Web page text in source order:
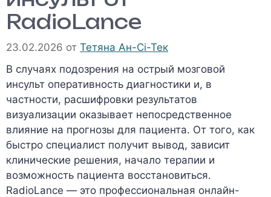
RadioLance
23.02.2026 от Тетяна Ан-Сі-Тек
В случаях подозрения на острый мозговой
инсульт оперативность диагностики и, в
частности, расшифровки результатов
визуализации оказывает непосредственное
влияние на прогнозы для пациента. От того, как
быстро специалист получит вывод, зависит
клинические решения, начало терапии и
возможность пациента восстановиться.
RadioLance — это профессиональная онлайн-